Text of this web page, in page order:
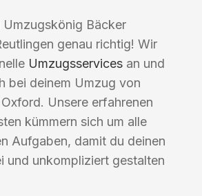
Umzugskönig Bäcker
genau richtig! Wir
Umzugsservices an und
bei deinem Umzug von
Unsere erfahrenen
kümmern sich um alle
Aufgaben, damit du deinen
und unkompliziert gestalten